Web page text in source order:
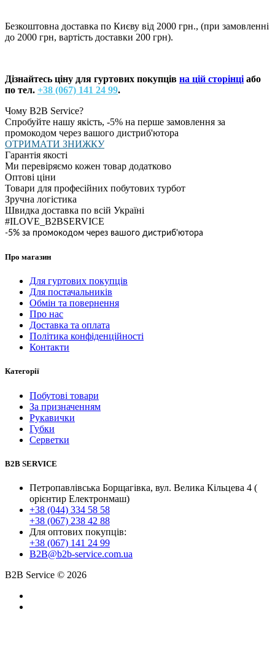
Безкоштовна доставка по Києву від 2000 грн., (при замовленні
до 2000 грн, вартість доставки 200 грн).
Дізнайтесь ціну для гуртових покупців на цій сторінці або
по тел. +38 (067) 141 24 99.
Чому B2B Service?
Спробуйте нашу якість, -5% на перше замовлення за
промокодом через вашого дистриб'ютора
ОТРИМАТИ ЗНИЖКУ
Гарантія якості
Ми перевіряємо кожен товар додатково
Оптові ціни
Товари для професійних побутових турбот
Зручна логістика
Швидка доставка по всій Україні
#ILOVE_B2BSERVICE
-5% за промокодом через вашого дистриб'ютора
Про магазин
Для гуртових покупців
Для постачальників
Обмін та повернення
Про нас
Доставка та оплата
Політика конфіденційності
Контакти
Категорії
Побутові товари
За призначенням
Рукавички
Губки
Серветки
B2B SERVICE
Петропавлівська Борщагівка, вул. Велика Кільцева 4 (
орієнтир Електронмаш)
+38 (044) 334 58 58
+38 (067) 238 42 88
Для оптових покупців:
+38 (067) 141 24 99
B2B@b2b-service.com.ua
B2B Service © 2026